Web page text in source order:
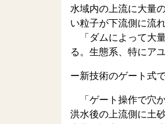
水域内の上流に大量
い粒子が下流側に流
「ダムによって大
る。生態系、特にア
ー新技術のゲート式
「ゲート操作で穴
洪水後の上流側に土